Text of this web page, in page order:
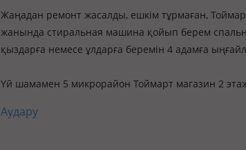
Жаңадан ремонт жасалды, ешкім тұрмаған,
жанында стиральная машина қойып берем
қыздарға немесе ұлдарға беремін 4 адамға
Үй шамамен 5 микрорайон Тоймарт магазин 2
Аудару